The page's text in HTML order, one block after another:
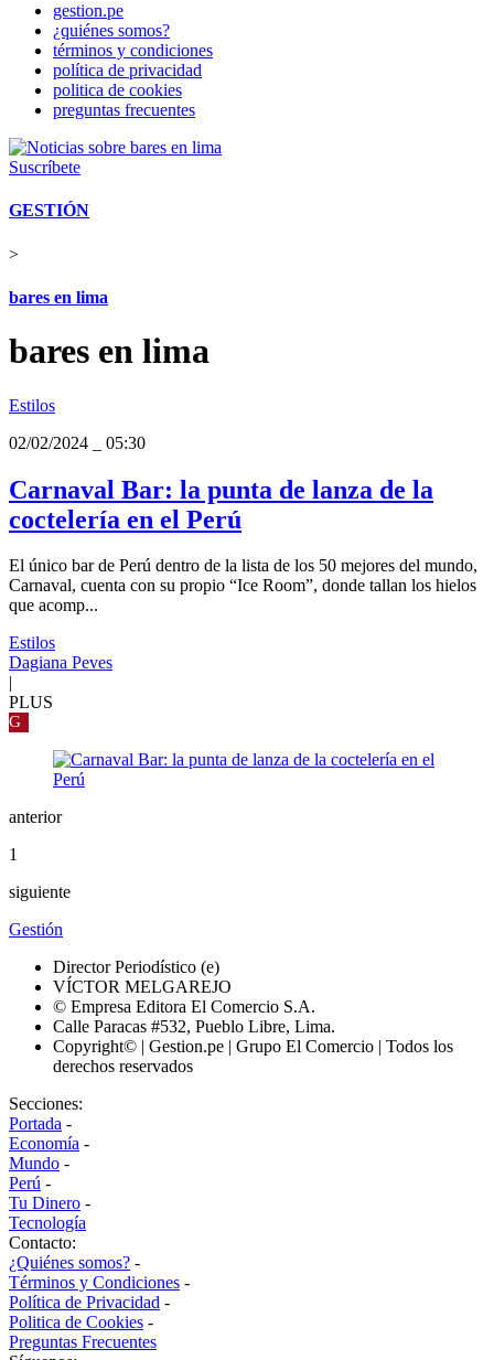
gestion.pe
¿quiénes somos?
términos y condiciones
política de privacidad
politica de cookies
preguntas frecuentes
Suscríbete
GESTIÓN
>
bares en lima
bares en lima
Estilos
02/02/2024
05:30
Carnaval Bar: la punta de lanza de la
coctelería en el Perú
El único bar de Perú dentro de la lista de los 50 mejores del mundo,
Carnaval, cuenta con su propio “Ice Room”, donde tallan los hielos
que acomp...
Estilos
Dagiana Peves
PLUS
G
anterior
1
siguiente
Gestión
Director Periodístico (e)
VÍCTOR MELGAREJO
© Empresa Editora El Comercio S.A.
Calle Paracas #532, Pueblo Libre, Lima.
Copyright© | Gestion.pe | Grupo El Comercio | Todos los
derechos reservados
Secciones:
Portada -
Economía -
Mundo -
Perú -
Tu Dinero -
Tecnología
Contacto:
¿Quiénes somos? -
Términos y Condiciones -
Política de Privacidad -
Politica de Cookies -
Preguntas Frecuentes